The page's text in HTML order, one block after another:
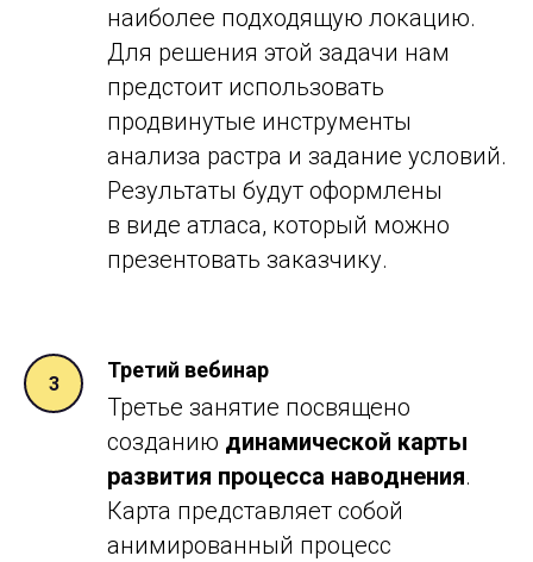
наиболее подходящую локацию.
Для решения этой задачи нам
предстоит использовать
продвинутые инструменты
анализа растра и задание условий.
Результаты будут оформлены
в виде атласа, который можно
презентовать заказчику.
Третий вебинар
Третье занятие посвящено
созданию динамической карты
развития процесса наводнения.
Карта представляет собой
анимированный процесс